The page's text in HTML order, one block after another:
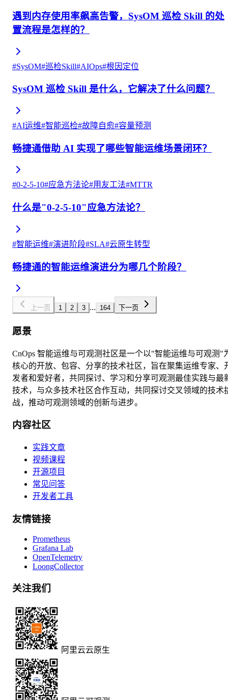
遇到内存使用率飙高告警，SysOM 巡检 Skill 的处
置流程是怎样的？
#SysOM#巡检Skill#AIOps#根因定位
SysOM 巡检 Skill 是什么，它解决了什么问题？
#AI运维#智能巡检#故障自愈#容量预测
畅捷通借助 AI 实现了哪些智能运维场景闭环？
#0-2-5-10#应急方法论#用友工法#MTTR
什么是"0-2-5-10"应急方法论？
#智能运维#演进阶段#SLA#云原生转型
畅捷通的智能运维演进分为哪几个阶段？
上一页 1 2 3 ... 164 下一页
愿景
CnOps 智能运维与可观测社区是一个以"智能运维与可观测"
核心的开放、包容、分享的技术社区，旨在聚集运维专家、
发者和爱好者，共同探讨、学习和分享可观测最佳实践与最
技术，与众多技术社区合作互动，共同探讨交叉领域的技术
战，推动可观测领域的创新与进步。
内容社区
实践文章
视频课程
开源项目
常见问答
开发者工具
友情链接
Prometheus
Grafana Lab
OpenTelemetry
LoongCollector
关注我们
阿里云云原生